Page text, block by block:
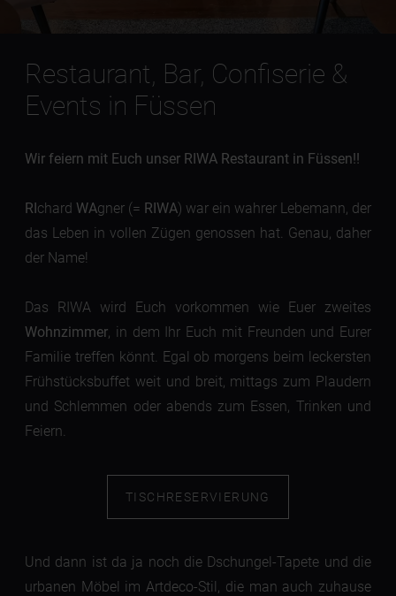
Restaurant, Bar, Confiserie &
Events in Füssen
Wir feiern mit Euch unser RIWA Restaurant in Füssen!!
RIchard WAgner (= RIWA) war ein wahrer Lebemann, der
das Leben in vollen Zügen genossen hat. Genau, daher
der Name!
Das RIWA wird Euch vorkommen wie Euer zweites
Wohnzimmer, in dem Ihr Euch mit Freunden und Eurer
Familie treffen könnt. Egal ob morgens beim leckersten
Frühstücksbuffet weit und breit, mittags zum Plaudern
und Schlemmen oder abends zum Essen, Trinken und
Feiern.
TISCHRESERVIERUNG
Und dann ist da ja noch die Dschungel-Tapete und die
urbanen Möbel im Artdeco-Stil, die man auch zuhause